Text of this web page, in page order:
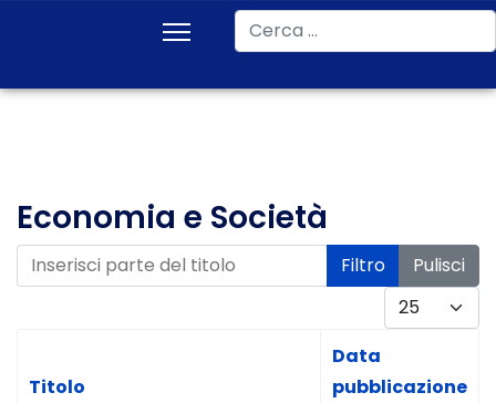
Cerca
Economia e Società
Inserisci parte del titolo Filtro
Pulisci
Visualizza #
Titolo
Data
pubblicazione